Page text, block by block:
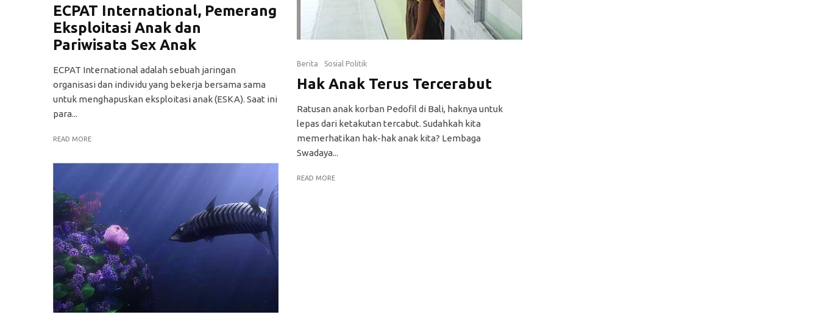
ECPAT International, Pemerang
Eksploitasi Anak dan
Pariwisata Sex Anak
ECPAT International adalah sebuah jaringan
organisasi dan individu yang bekerja bersama sama
untuk menghapuskan eksploitasi anak (ESKA). Saat ini
para...
READ MORE
Berita Sosial Politik
Hak Anak Terus Tercerabut
Ratusan anak korban Pedofil di Bali, haknya untuk
lepas dari ketakutan tercabut. Sudahkah kita
memerhatikan hak-hak anak kita? Lembaga
Swadaya...
READ MORE